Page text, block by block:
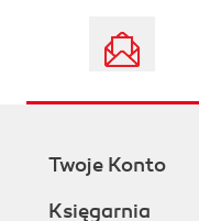
Twoje Konto
Księgarnia